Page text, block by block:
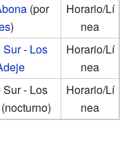
(por
)
Horario/Lí
nea
Sur- Los
Horario/Lí
nea
- Los
Horario/Lí
nea